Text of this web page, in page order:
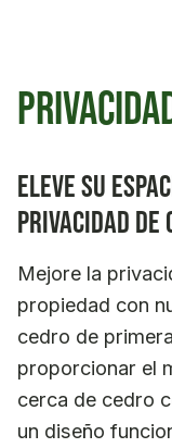
Eleve su
privacidad de
Mejore la
propiedad con
cedro de
proporcionar el
cerca de cedro
un diseño